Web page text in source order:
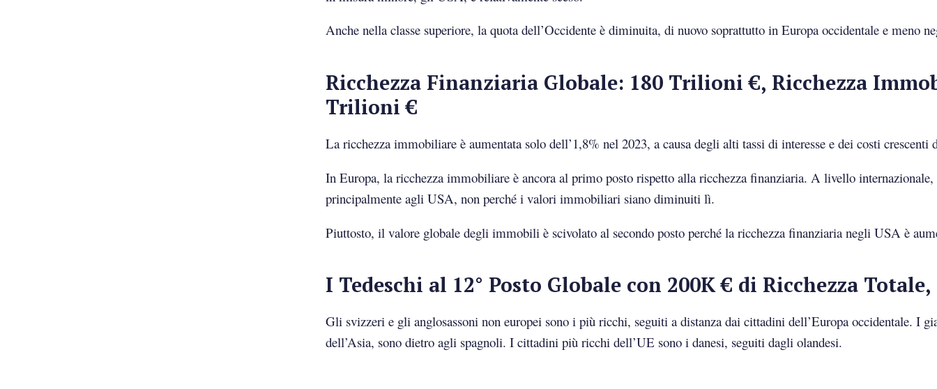
Anche nella classe superiore, la quota dell’Occidente è diminuita, di nuovo soprattutto in Europa occidentale e meno
Ricchezza Finanziaria Globale: 180 Trilioni €, Ricchezza
Trilioni €
La ricchezza immobiliare è aumentata solo dell’1,8% nel 2023, a causa degli alti tassi di interesse e dei costi crescenti
In Europa, la ricchezza immobiliare è ancora al primo posto rispetto alla ricchezza finanziaria. A livello internazionale,
principalmente agli USA, non perché i valori immobiliari siano diminuiti lì.
Piuttosto, il valore globale degli immobili è scivolato al secondo posto perché la ricchezza finanziaria negli USA è
I Tedeschi al 12° Posto Globale con 200K € di Ricchezza
Gli svizzeri e gli anglosassoni non europei sono i più ricchi, seguiti a distanza dai cittadini dell’Europa occidentale. I
dell’Asia, sono dietro agli spagnoli. I cittadini più ricchi dell’UE sono i danesi, seguiti dagli olandesi.